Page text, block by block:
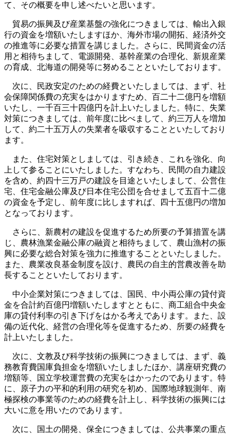
て、その概要を申し述べたいと思います。
貿易の振興及び産業基盤の強化につきましては、輸出入銀
行の資金を増額いたしますほか、海外市場の開拓、経済外交
の推進等に必要な措置を講じました。さらに、民間資金の活
用と相待ちまして、電源開発、基幹産業の合理化、新規産業
の育成、北海道の開発等に努めることといたしております。
次に、民政安定のための経費といたしましては、まず、社
会保障関係費の充実をはかりますため、百二十二億円を増額
いたし、一千百三十四億円を計上いたしました。特に、失業
対策につきましては、前年度に比べまして、約三万人を増加
して、約二十五万人の失業者を吸収することといたしており
ます。
また、住宅対策としましては、引き続き、これを強化、向
上して参ることにいたしました。すなわち、民間の自力建設
を含め、約四十三万戸の建設を目途といたしまして、公営住
宅、住宅金融公庫及び日本住宅公団を合せまして五百十二億
の資金を予定し、前年度に比しますれば、四十五億円の増加
となっております。
さらに、新農村の建設を促進するため所要の予算措置を講
じ、農林漁業金融公庫の融資と相待ちまして、農山漁村の振
興に必要な総合対策を強力に推進することといたしました。
また、農業改良基金制度を設け、農民の自主的営農改善を助
長することといたしております。
中小企業対策につきましては、国民、中小両公庫の貸付資
金を合計約百億円増額いたしますとともに、商工組合中央金
庫の貸付利率の引き下げをはかる考えであります。また、設
備の近代化、経営の合理化等を促進するため、所要の経費を
計上いたしました。
次に、文教及び科学技術の振興につきましては、まず、義
務教育費国庫負担金を増額いたしましたほか、講座研究費の
増額等、国立学校運営費の充実をはかったのであります。特
に、原子力の平和的利用の研究を初め、国際地球観測年、南
極探検の事業等のための経費を計上し、科学技術の振興には
大いに意を用いたのであります。
次に、国土の開発、保全につきましては、公共事業の重点